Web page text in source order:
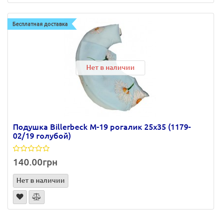
Бесплатная доставка
Нет в наличии
Подушка Billerbeck М-19 рогалик 25х35 (1179-
02/19 голубой)
140.00грн
Нет в наличии